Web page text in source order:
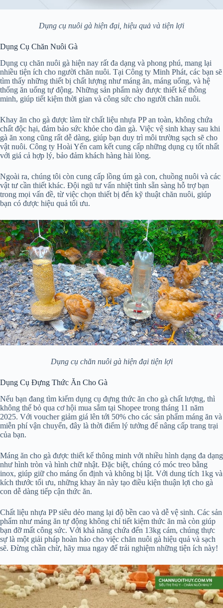
Dụng cụ nuôi gà hiện đại, hiệu quả và tiện lợi
Dụng Cụ Chăn Nuôi Gà
Dụng cụ chăn nuôi gà hiện nay rất đa dạng và phong phú, mang lại
nhiều tiện ích cho người chăn nuôi. Tại Công ty Minh Phát, các bạn sẽ
tìm thấy những thiết bị chất lượng như máng ăn, máng uống, và hệ
thống ăn uống tự động. Những sản phẩm này được thiết kế thông
minh, giúp tiết kiệm thời gian và công sức cho người chăn nuôi.
Khay ăn cho gà được làm từ chất liệu nhựa PP an toàn, không chứa
chất độc hại, đảm bảo sức khỏe cho đàn gà. Việc vệ sinh khay sau khi
gà ăn xong cũng rất dễ dàng, giúp bạn duy trì môi trường sạch sẽ cho
vật nuôi. Công ty Hoài Yến cam kết cung cấp những dụng cụ tốt nhất
với giá cả hợp lý, bảo đảm khách hàng hài lòng.
Ngoài ra, chúng tôi còn cung cấp lồng úm gà con, chuồng nuôi và các
vật tư cần thiết khác. Đội ngũ tư vấn nhiệt tình sẵn sàng hỗ trợ bạn
trong mọi vấn đề, từ việc chọn thiết bị đến kỹ thuật chăn nuôi, giúp
bạn có được hiệu quả tối ưu.
Dụng cụ chăn nuôi gà hiện đại tiện lợi
Dụng Cụ Đựng Thức Ăn Cho Gà
Nếu bạn đang tìm kiếm dụng cụ đựng thức ăn cho gà chất lượng, thì
không thể bỏ qua cơ hội mua sắm tại Shopee trong tháng 11 năm
2025. Với voucher giảm giá lên tới 50% cho các sản phẩm máng ăn và
miễn phí vận chuyển, đây là thời điểm lý tưởng để nâng cấp trang trại
của bạn.
Máng ăn cho gà được thiết kế thông minh với nhiều hình dạng đa dạng
như hình tròn và hình chữ nhật. Đặc biệt, chúng có móc treo bằng
inox, giúp giữ cho máng ổn định và không bị lật. Với dung tích 1kg và
kích thước tối ưu, những khay ăn này tạo điều kiện thuận lợi cho gà
con dễ dàng tiếp cận thức ăn.
Chất liệu nhựa PP siêu dẻo mang lại độ bền cao và dễ vệ sinh. Các sản
phẩm như máng ăn tự động không chỉ tiết kiệm thức ăn mà còn giúp
bạn đỡ mất công sức. Với khả năng chứa đến 13kg cám, chúng thực
sự là một giải pháp hoàn hảo cho việc chăn nuôi gà hiệu quả và sạch
sẽ. Đừng chần chừ, hãy mua ngay để trải nghiệm những tiện ích này!